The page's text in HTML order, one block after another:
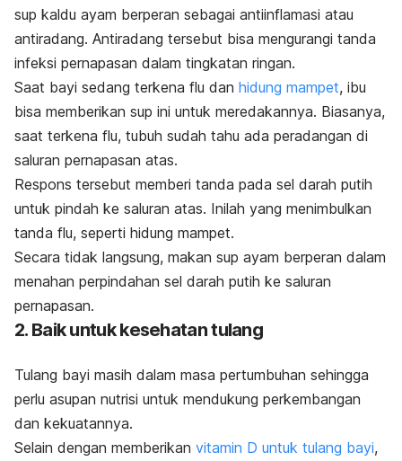
sup kaldu ayam berperan sebagai antiinflamasi atau
antiradang. Antiradang tersebut bisa mengurangi tanda
infeksi pernapasan dalam tingkatan ringan.
Saat bayi sedang terkena flu dan hidung mampet, ibu
bisa memberikan sup ini untuk meredakannya. Biasanya,
saat terkena flu, tubuh sudah tahu ada peradangan di
saluran pernapasan atas.
Respons tersebut memberi tanda pada sel darah putih
untuk pindah ke saluran atas. Inilah yang menimbulkan
tanda flu, seperti hidung mampet.
Secara tidak langsung, makan sup ayam berperan dalam
menahan perpindahan sel darah putih ke saluran
pernapasan.
2. Baik untuk kesehatan tulang
Tulang bayi masih dalam masa pertumbuhan sehingga
perlu asupan nutrisi untuk mendukung perkembangan
dan kekuatannya.
Selain dengan memberikan vitamin D untuk tulang bayi,